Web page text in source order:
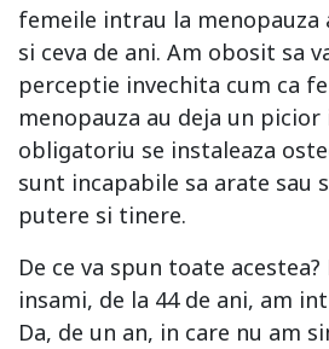
femeile intrau la menopauza
si ceva de ani. Am obosit sa
perceptie invechita cum ca
menopauza au deja un
obligatoriu se instaleaza
sunt incapabile sa arate sau
putere si tinere.
De ce va spun toate acestea?
insami, de la 44 de ani, am
Da, de un an, in care nu am